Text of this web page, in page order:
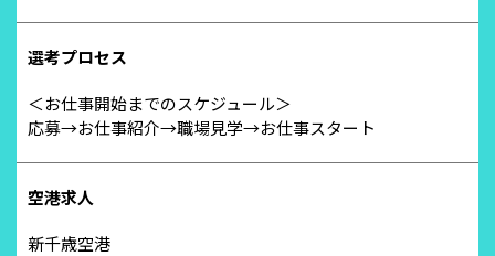
選考プロセス
＜お仕事開始までのスケジュール＞
応募→お仕事紹介→職場見学→お仕事スタート
空港求人
新千歳空港